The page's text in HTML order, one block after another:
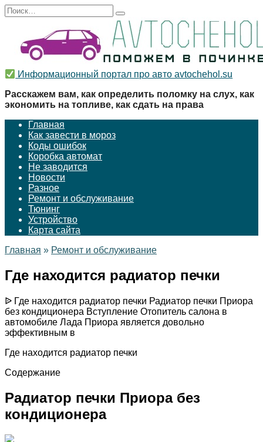
Перейти
к
содержанию
Search
for:
Информационный портал про авто avtochehol.su
Расскажем вам, как определить поломку на слух, как
экономить на топливе, как сдать на права
Главная
Как завести в мороз
Коды ошибок
Коробка автомат
Не заводится
Новости
Разное
Ремонт и обслуживание
Тюнинг
Устройство
Карта сайта
Главная » Ремонт и обслуживание
Где находится радиатор печки
ᐉ Где находится радиатор печки Радиатор печки Приора
без кондиционера Вступление Отопитель салона в
автомобиле Лада Приора является довольно
эффективным в
Где находится радиатор печки
Содержание
Радиатор печки Приора без
кондиционера